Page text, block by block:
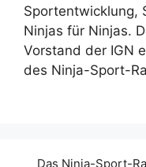
Sportentwicklung,
Ninjas für Ninjas.
Vorstand der IGN
des Ninja-Sport-
Das Ninja-Sport-